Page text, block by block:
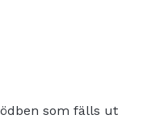
som fälls ut